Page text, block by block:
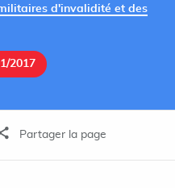
d'invalidité et des
2017
Partager la page